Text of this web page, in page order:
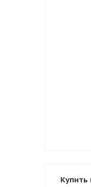
Купить